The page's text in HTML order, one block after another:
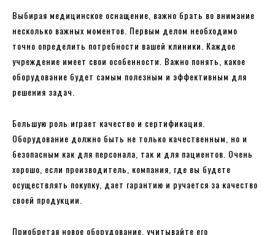
Выбирая медицинское оснащение, важно брать во внимание
несколько важных моментов. Первым делом необходимо
точно определить потребности вашей клиники. Каждое
учреждение имеет свои особенности. Важно понять, какое
оборудование будет самым полезным и эффективным для
решения задач.
Большую роль играет качество и сертификация.
Оборудование должно быть не только качественным, но и
безопасным как для персонала, так и для пациентов. Очень
хорошо, если производитель, компания, где вы будете
осуществлять покупку, дает гарантию и ручается за качество
своей продукции.
Приобретая новое оборудование, учитывайте его